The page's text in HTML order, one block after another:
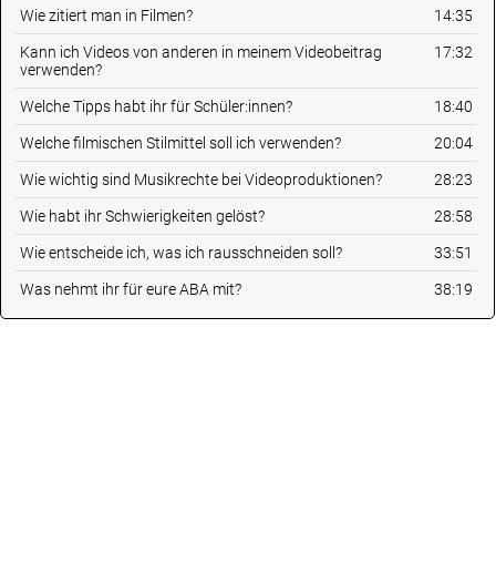
Wie zitiert man in Filmen? 14:35
Kann ich Videos von anderen in meinem Videobeitrag
verwenden?
17:32
Welche Tipps habt ihr für Schüler:innen? 18:40
Welche filmischen Stilmittel soll ich verwenden? 20:04
Wie wichtig sind Musikrechte bei Videoproduktionen? 28:23
Wie habt ihr Schwierigkeiten gelöst? 28:58
Wie entscheide ich, was ich rausschneiden soll? 33:51
Was nehmt ihr für eure ABA mit? 38:19